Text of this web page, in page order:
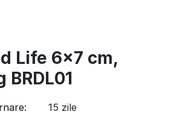
Life 6x7 cm,
BRDL01
15 zile